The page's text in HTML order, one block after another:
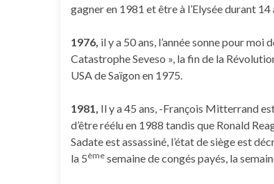
gagner en 1981 et être à l’Elysée durant
1976, il y a 50 ans, l’année sonne pour
Catastrophe Seveso », la fin de la
USA de Saïgon en 1975.
1981, Il y a 45 ans, -François Mitterrand
d’être réélu en 1988 tandis que Ronald
Sadate est assassiné, l’état de siège est
la 5ème semaine de congés payés, la